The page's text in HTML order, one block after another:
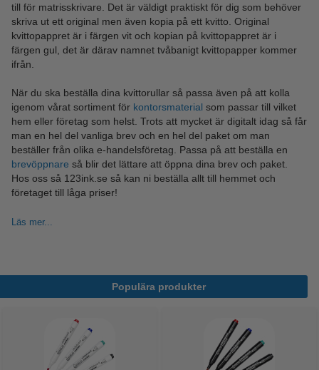
till för matrisskrivare. Det är väldigt praktiskt för dig som behöver
skriva ut ett original men även kopia på ett kvitto. Original
kvittopappret är i färgen vit och kopian på kvittopappret är i
färgen gul, det är därav namnet tvåbanigt kvittopapper kommer
ifrån.
När du ska beställa dina kvittorullar så passa även på att kolla
igenom vårat sortiment för kontorsmaterial som passar till vilket
hem eller företag som helst. Trots att mycket är digitalt idag så får
man en hel del vanliga brev och en hel del paket om man
beställer från olika e-handelsföretag. Passa på att beställa en
brevöppnare så blir det lättare att öppna dina brev och paket.
Hos oss så 123ink.se så kan ni beställa allt till hemmet och
företaget till låga priser!
Läs mer...
Populära produkter